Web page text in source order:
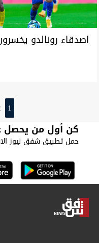
اصدقاء رونالدو
1
كن أول من يحصل
حمل تطبيق شفق نيوز